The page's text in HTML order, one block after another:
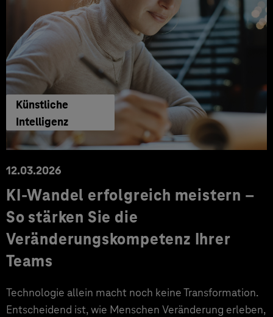
Künstliche
Intelligenz
12.03.2026
KI-Wandel erfolgreich meistern –
So stärken Sie die
Veränderungskompetenz Ihrer
Teams
Technologie allein macht noch keine Transformation.
Entscheidend ist, wie Menschen Veränderung erleben,